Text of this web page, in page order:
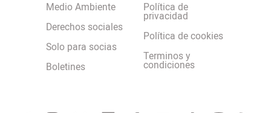
Medio Ambiente
Derechos sociales
Solo para socias
Boletines
Política de
privacidad
Política de cookies
Terminos y
condiciones